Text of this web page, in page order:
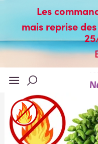
Les
mais reprise